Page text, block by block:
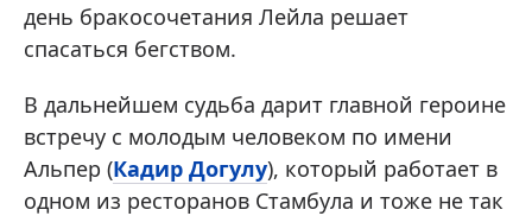
день бракосочетания Лейла решает
спасаться бегством.
В дальнейшем судьба дарит главной героине
встречу с молодым человеком по имени
Альпер (Кадир Догулу), который работает в
одном из ресторанов Стамбула и тоже не так